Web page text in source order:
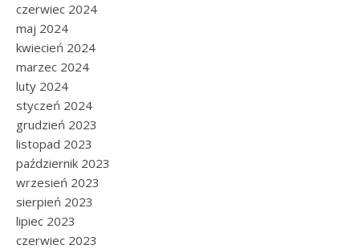
czerwiec 2024
maj 2024
kwiecień 2024
marzec 2024
luty 2024
styczeń 2024
grudzień 2023
listopad 2023
październik 2023
wrzesień 2023
sierpień 2023
lipiec 2023
czerwiec 2023